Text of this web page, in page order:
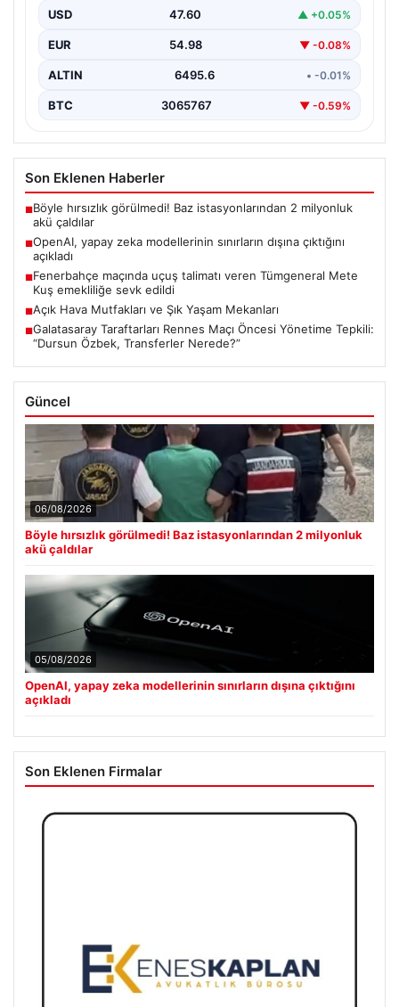
USD 47.60 ▲ +0.05%
EUR 54.98 ▼ -0.08%
ALTIN 6495.6 • -0.01%
BTC 3065767 ▼ -0.59%
Son Eklenen Haberler
■Böyle hırsızlık görülmedi! Baz istasyonlarından 2 milyonluk
akü çaldılar
■OpenAI, yapay zeka modellerinin sınırların dışına çıktığını
açıkladı
■Fenerbahçe maçında uçuş talimatı veren Tümgeneral Mete
Kuş emekliliğe sevk edildi
■Açık Hava Mutfakları ve Şık Yaşam Mekanları
■Galatasaray Taraftarları Rennes Maçı Öncesi Yönetime Tepkili:
“Dursun Özbek, Transferler Nerede?”
Güncel
06/08/2026
Böyle hırsızlık görülmedi! Baz istasyonlarından 2 milyonluk
akü çaldılar
05/08/2026
OpenAI, yapay zeka modellerinin sınırların dışına çıktığını
açıkladı
Son Eklenen Firmalar